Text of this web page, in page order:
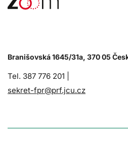
Branišovská 1645/31a, 370 05
Tel. 387 776 201 |
sekret-fpr@prf.jcu.cz